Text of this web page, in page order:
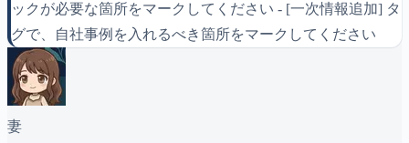
ックが必要な箇所をマークしてください - [一次情報追加] タ
グで、自社事例を入れるべき箇所をマークしてください
妻